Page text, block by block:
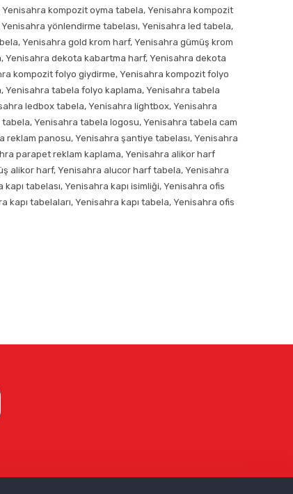
kompozit oyma tabela, Yenisahra kompozit
yönlendirme tabelası, Yenisahra led tabela,
Yenisahra gold krom harf, Yenisahra gümüş krom
Yenisahra dekota kabartma harf, Yenisahra dekota
kompozit folyo giydirme, Yenisahra kompozit folyo
tabela folyo kaplama, Yenisahra tabela
ledbox tabela, Yenisahra lightbox, Yenisahra
Yenisahra tabela logosu, Yenisahra tabela cam
panosu, Yenisahra şantiye tabelası, Yenisahra
parapet reklam kaplama, Yenisahra alikor harf
alikor harf, Yenisahra alucor harf tabela, Yenisahra
tabelası, Yenisahra kapı isimliği, Yenisahra ofis
kapı tabelaları, Yenisahra kapı tabela, Yenisahra ofis